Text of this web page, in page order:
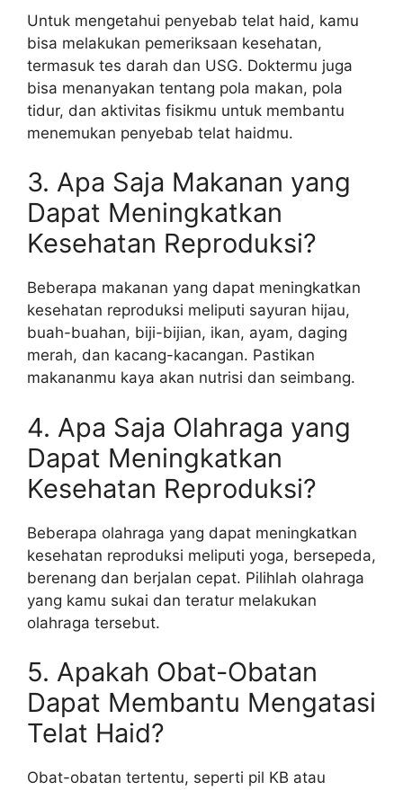
Untuk mengetahui penyebab telat haid, kamu
bisa melakukan pemeriksaan kesehatan,
termasuk tes darah dan USG. Doktermu juga
bisa menanyakan tentang pola makan, pola
tidur, dan aktivitas fisikmu untuk membantu
menemukan penyebab telat haidmu.
3. Apa Saja Makanan yang
Dapat Meningkatkan
Kesehatan Reproduksi?
Beberapa makanan yang dapat meningkatkan
kesehatan reproduksi meliputi sayuran hijau,
buah-buahan, biji-bijian, ikan, ayam, daging
merah, dan kacang-kacangan. Pastikan
makananmu kaya akan nutrisi dan seimbang.
4. Apa Saja Olahraga yang
Dapat Meningkatkan
Kesehatan Reproduksi?
Beberapa olahraga yang dapat meningkatkan
kesehatan reproduksi meliputi yoga, bersepeda,
berenang dan berjalan cepat. Pilihlah olahraga
yang kamu sukai dan teratur melakukan
olahraga tersebut.
5. Apakah Obat-Obatan
Dapat Membantu Mengatasi
Telat Haid?
Obat-obatan tertentu, seperti pil KB atau